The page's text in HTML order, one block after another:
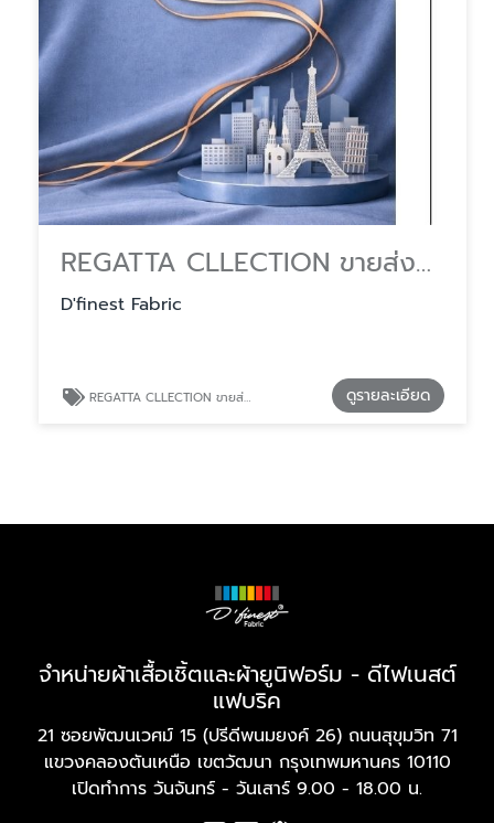
REGATTA CLLECTION ขายส่งผ้า สำหรับโรงงานผลิตชุดสครับ (Scrubs)
D'finest Fabric
REGATTA CLLECTION ขายส่งผ้า สำหรับโรงงานผลิตชุดสครับ (Scrubs) ดูรายละเอียด
จำหน่ายผ้าเสื้อเชิ้ตและผ้ายูนิฟอร์ม - ดีไฟเนสต์
แฟบริค
21 ซอยพัฒนเวศม์ 15 (ปรีดีพนมยงค์ 26) ถนนสุขุมวิท 71
แขวงคลองตันเหนือ เขตวัฒนา กรุงเทพมหานคร 10110
เปิดทำการ วันจันทร์ - วันเสาร์ 9.00 - 18.00 น.